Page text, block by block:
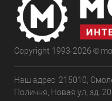
Copyright 1993-2026 ©
Наш адрес: 215010,
Поличня, Новая ул, зд.